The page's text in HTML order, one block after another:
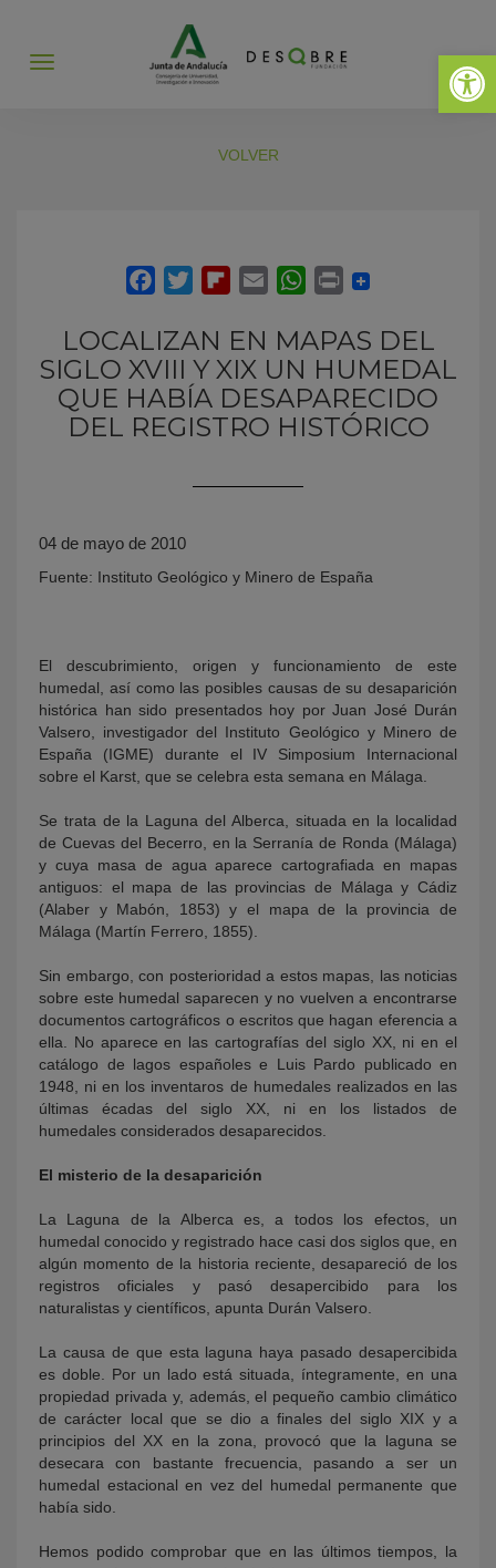
Abrir
Abrir
VOLVER
LOCALIZAN EN MAPAS DEL
SIGLO XVIII Y XIX UN HUMEDAL
QUE HABÍA DESAPARECIDO
DEL REGISTRO HISTÓRICO
04 de mayo de 2010
Fuente: Instituto Geológico y Minero de España
El descubrimiento, origen y funcionamiento de este
humedal, así como las posibles causas de su desaparición
histórica han sido presentados hoy por Juan José Durán
Valsero, investigador del Instituto Geológico y Minero de
España (IGME) durante el IV Simposium Internacional
sobre el Karst, que se celebra esta semana en Málaga.
Se trata de la Laguna del Alberca, situada en la localidad
de Cuevas del Becerro, en la Serranía de Ronda (Málaga)
y cuya masa de agua aparece cartografiada en mapas
antiguos: el mapa de las provincias de Málaga y Cádiz
(Alaber y Mabón, 1853) y el mapa de la provincia de
Málaga (Martín Ferrero, 1855).
Sin embargo, con posterioridad a estos mapas, las noticias
sobre este humedal saparecen y no vuelven a encontrarse
documentos cartográficos o escritos que hagan eferencia a
ella. No aparece en las cartografías del siglo XX, ni en el
catálogo de lagos españoles e Luis Pardo publicado en
1948, ni en los inventaros de humedales realizados en las
últimas écadas del siglo XX, ni en los listados de
humedales considerados desaparecidos.
El misterio de la desaparición
La Laguna de la Alberca es, a todos los efectos, un
humedal conocido y registrado hace casi dos siglos que, en
algún momento de la historia reciente, desapareció de los
registros oficiales y pasó desapercibido para los
naturalistas y científicos, apunta Durán Valsero.
La causa de que esta laguna haya pasado desapercibida
es doble. Por un lado está situada, íntegramente, en una
propiedad privada y, además, el pequeño cambio climático
de carácter local que se dio a finales del siglo XIX y a
principios del XX en la zona, provocó que la laguna se
desecara con bastante frecuencia, pasando a ser un
humedal estacional en vez del humedal permanente que
había sido.
Hemos podido comprobar que en las últimos tiempos, la